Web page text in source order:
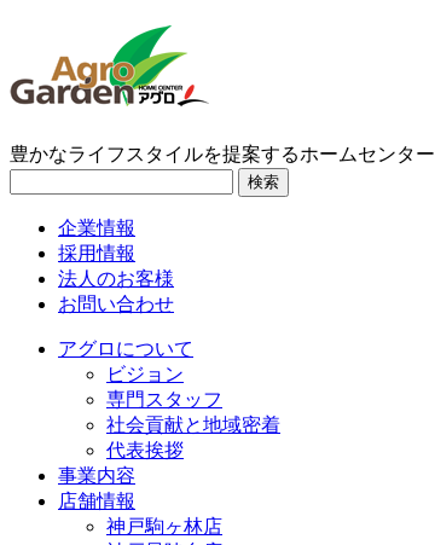
豊かなライフスタイルを提案するホームセンター
検索
企業情報
採用情報
法人のお客様
お問い合わせ
アグロについて
ビジョン
専門スタッフ
社会貢献と地域密着
代表挨拶
事業内容
店舗情報
神戸駒ヶ林店